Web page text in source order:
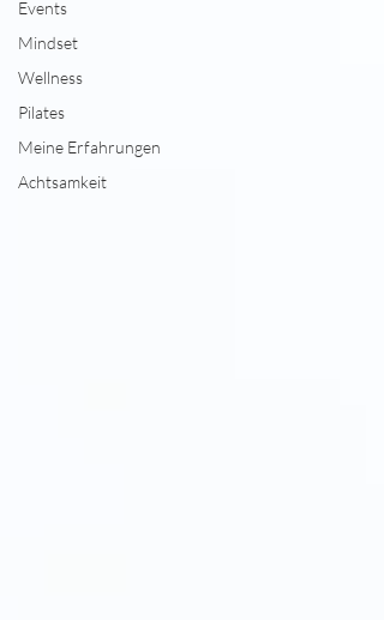
Events
Mindset
Wellness
Pilates
Meine Erfahrungen
Achtsamkeit